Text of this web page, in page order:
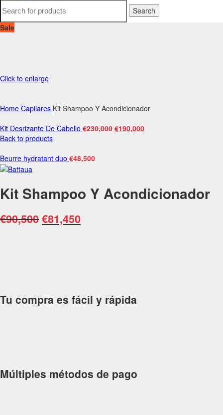
Search
Sale
Click to enlarge
Home Capilares Kit Shampoo Y Acondicionador
Kit Desrizante De Cabello €230,000 €190,000
Back to products
Beurre hydratant duo €48,500
Kit Shampoo Y Acondicionador
€90,500€81,450
Tu compra es fácil y rápida
Múltiples métodos de pago